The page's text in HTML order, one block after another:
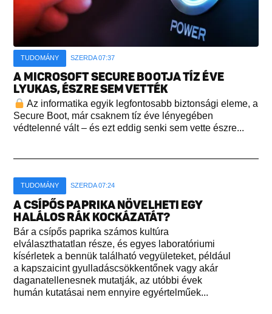
TUDOMÁNY SZERDA 07:37
A MICROSOFT SECURE BOOTJA TÍZ ÉVE
LYUKAS, ÉSZRE SEM VETTÉK
Az informatika egyik legfontosabb biztonsági eleme, a
Secure Boot, már csaknem tíz éve lényegében
védtelenné vált – és ezt eddig senki sem vette észre...
TUDOMÁNY SZERDA 07:24
A CSÍPŐS PAPRIKA NÖVELHETI EGY
HALÁLOS RÁK KOCKÁZATÁT?
Bár a csípős paprika számos kultúra
elválaszthatatlan része, és egyes laboratóriumi
kísérletek a bennük található vegyületeket, például
a kapszaicint gyulladáscsökkentőnek vagy akár
daganatellenesnek mutatják, az utóbbi évek
humán kutatásai nem ennyire egyértelműek...